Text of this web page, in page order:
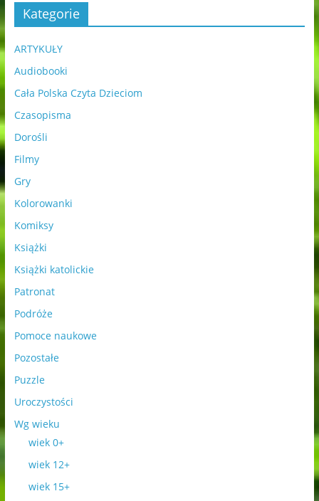
Kategorie
ARTYKUŁY
Audiobooki
Cała Polska Czyta Dzieciom
Czasopisma
Dorośli
Filmy
Gry
Kolorowanki
Komiksy
Książki
Książki katolickie
Patronat
Podróże
Pomoce naukowe
Pozostałe
Puzzle
Uroczystości
Wg wieku
wiek 0+
wiek 12+
wiek 15+